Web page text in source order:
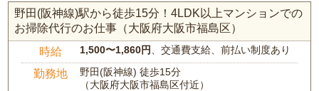
野田(阪神線)駅から徒歩15分！4LDK以上マンションでの
お掃除代行のお仕事（大阪府大阪市福島区）
時給 1,500〜1,860円 、交通費支給、前払い制度あり
勤務地
野田(阪神線) 徒歩15分
（大阪府大阪市福島区付近）